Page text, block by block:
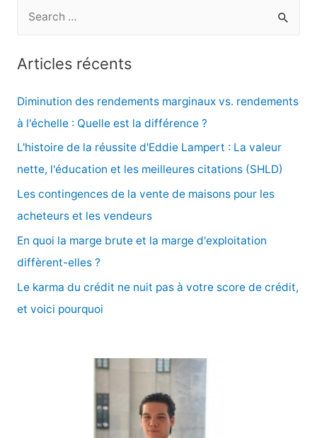
e
r
c
Articles récents
Diminution des rendements marginaux vs. rendements
à l'échelle : Quelle est la différence ?
L'histoire de la réussite d'Eddie Lampert : La valeur
nette, l'éducation et les meilleures citations (SHLD)
Les contingences de la vente de maisons pour les
acheteurs et les vendeurs
En quoi la marge brute et la marge d'exploitation
diffèrent-elles ?
Le karma du crédit ne nuit pas à votre score de crédit,
et voici pourquoi